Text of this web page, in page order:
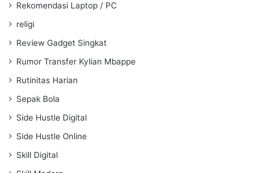
Rekomendasi Laptop / PC
religi
Review Gadget Singkat
Rumor Transfer Kylian Mbappe
Rutinitas Harian
Sepak Bola
Side Hustle Digital
Side Hustle Online
Skill Digital